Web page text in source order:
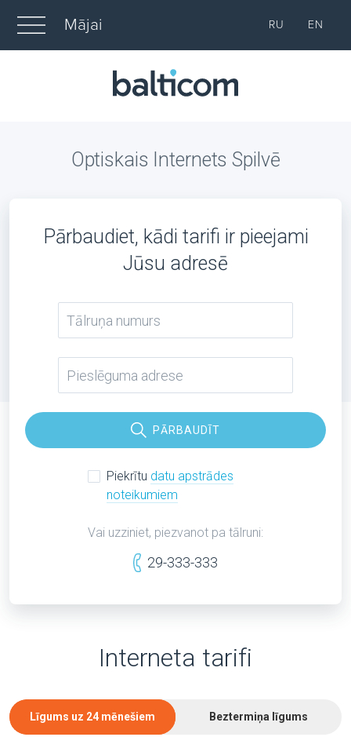
Mājai RU EN
Optiskais Internets Spilvē
Pārbaudiet, kādi tarifi ir pieejami
Jūsu adresē
PĀRBAUDĪT
Piekrītu datu apstrādes
noteikumiem
Vai uzziniet, piezvanot pa tālruni:
29-333-333
Interneta tarifi
Līgums uz 24 mēnešiem Beztermiņa līgums